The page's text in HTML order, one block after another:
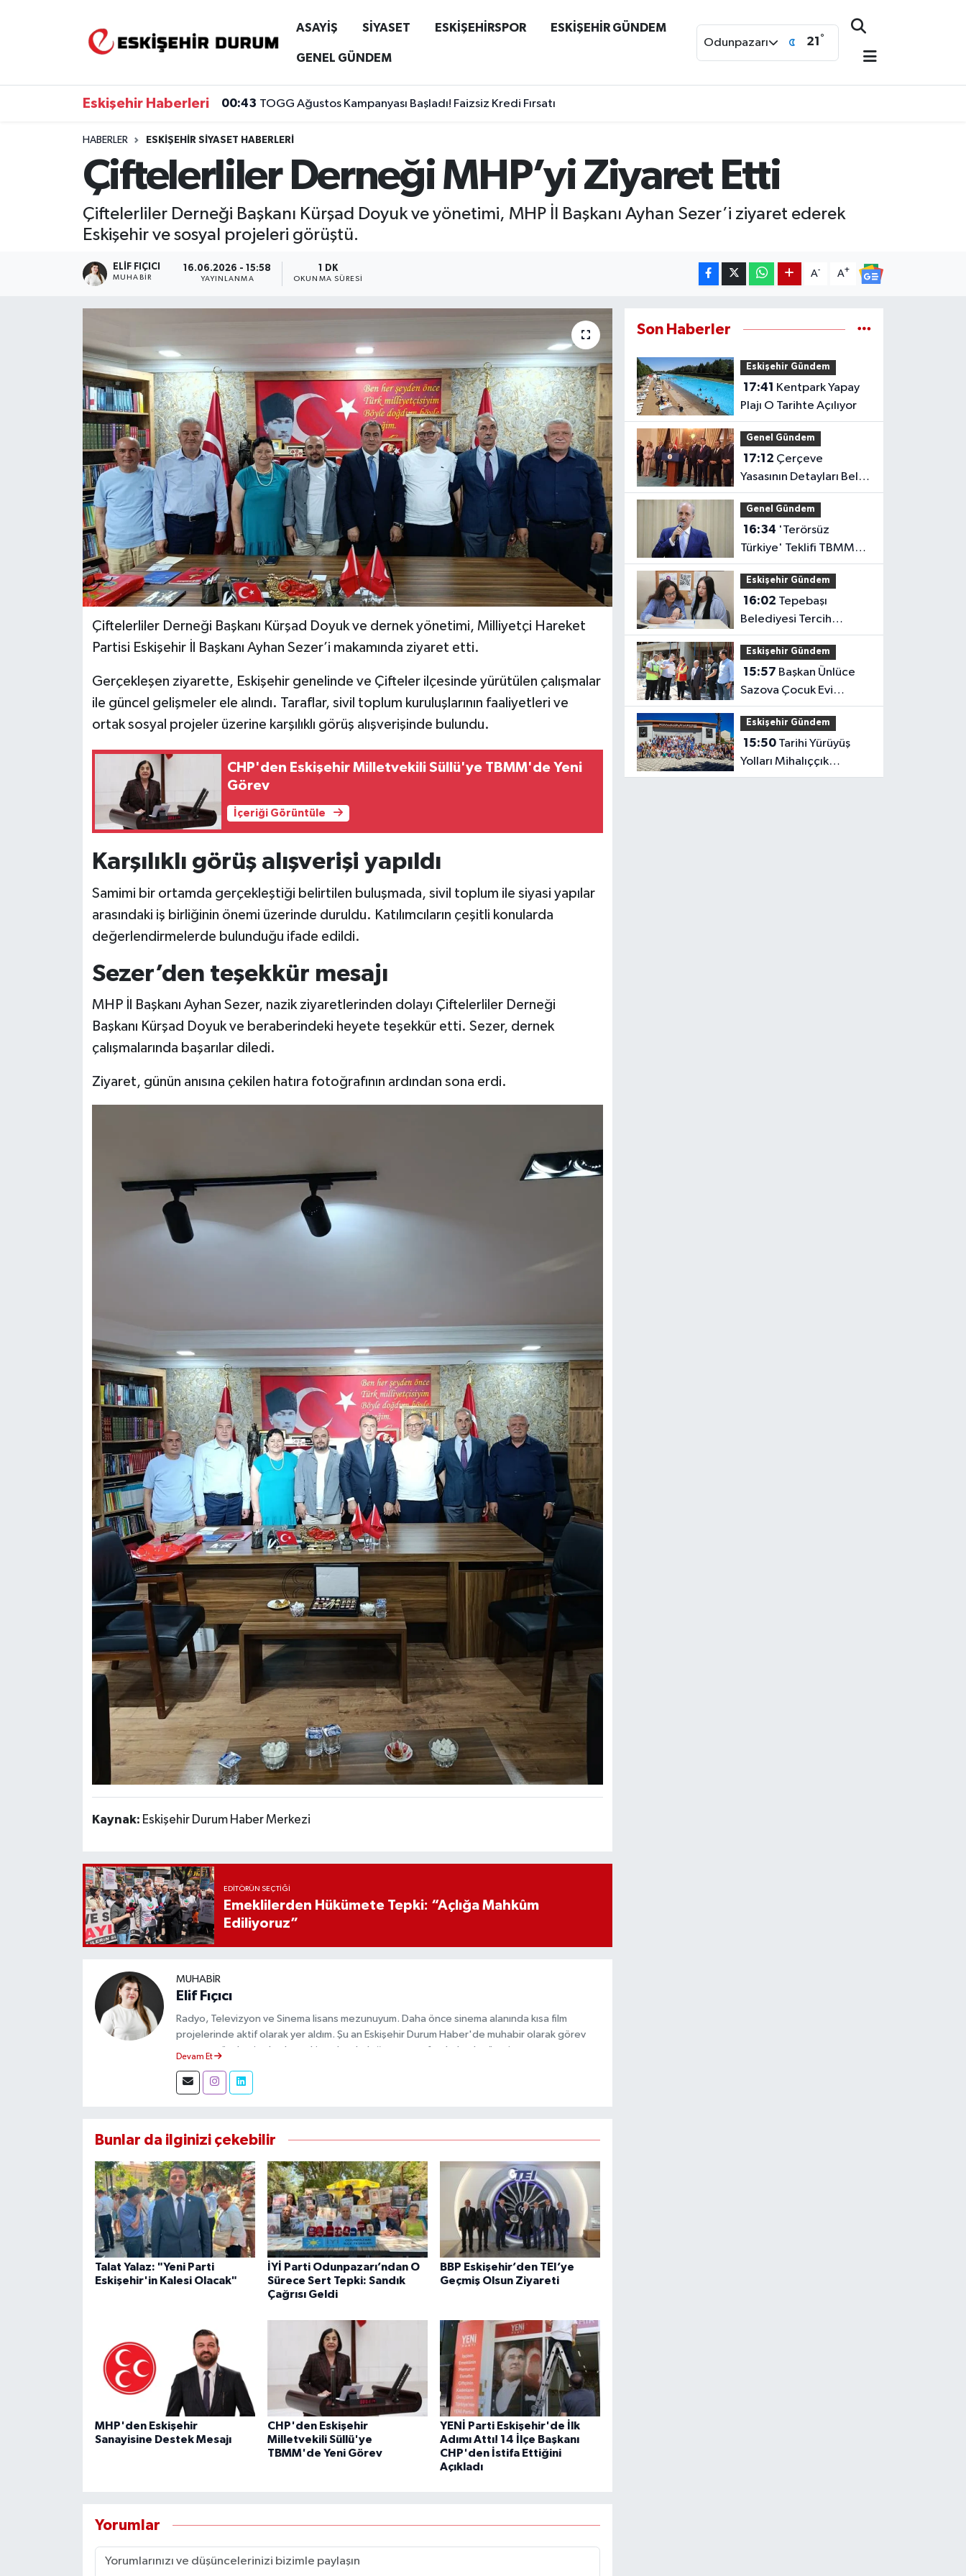
ASAYİŞ SİYASET ESKİŞEHİRSPOR ESKİŞEHİR GÜNDEM
GENEL GÜNDEM
Odunpazarı 21 °
Eskişehir Haberleri 00:43 TOGG Ağustos Kampanyası Başladı! Faizsiz Kredi Fırsatı
HABERLER ESKIŞEHIR SIYASET HABERLERI
Çiftelerliler Derneği MHP’yi Ziyaret Etti
Çiftelerliler Derneği Başkanı Kürşad Doyuk ve yönetimi, MHP İl Başkanı Ayhan Sezer’i ziyaret ederek
Eskişehir ve sosyal projeleri görüştü.
ELIF FIÇICI
MUHABIR
16.06.2026 - 15:58
YAYINLANMA
1 DK
OKUNMA SÜRESI
A- A+
Çiftelerliler Derneği Başkanı Kürşad Doyuk ve dernek yönetimi, Milliyetçi Hareket
Partisi Eskişehir İl Başkanı Ayhan Sezer’i makamında ziyaret etti.
Gerçekleşen ziyarette, Eskişehir genelinde ve Çifteler ilçesinde yürütülen çalışmalar
ile güncel gelişmeler ele alındı. Taraflar, sivil toplum kuruluşlarının faaliyetleri ve
ortak sosyal projeler üzerine karşılıklı görüş alışverişinde bulundu.
CHP'den Eskişehir Milletvekili Süllü'ye TBMM'de Yeni
Görev
İçeriği Görüntüle
Karşılıklı görüş alışverişi yapıldı
Samimi bir ortamda gerçekleştiği belirtilen buluşmada, sivil toplum ile siyasi yapılar
arasındaki iş birliğinin önemi üzerinde duruldu. Katılımcıların çeşitli konularda
değerlendirmelerde bulunduğu ifade edildi.
Sezer’den teşekkür mesajı
MHP İl Başkanı Ayhan Sezer, nazik ziyaretlerinden dolayı Çiftelerliler Derneği
Başkanı Kürşad Doyuk ve beraberindeki heyete teşekkür etti. Sezer, dernek
çalışmalarında başarılar diledi.
Ziyaret, günün anısına çekilen hatıra fotoğrafının ardından sona erdi.
Kaynak: Eskişehir Durum Haber Merkezi
EDITÖRÜN SEÇTIĞI
Emeklilerden Hükümete Tepki: “Açlığa Mahkûm
Ediliyoruz”
MUHABIR
Elif Fıçıcı
Radyo, Televizyon ve Sinema lisans mezunuyum. Daha önce sinema alanında kısa film
projelerinde aktif olarak yer aldım. Şu an Eskişehir Durum Haber'de muhabir olarak görev
yapıyor, gündemi sahadan takip ederek doğru ve tarafsız haberler üretiyorum.
Devam Et
Bunlar da ilginizi çekebilir
Talat Yalaz: "Yeni Parti
Eskişehir'in Kalesi Olacak"
İYİ Parti Odunpazarı’ndan O
Sürece Sert Tepki: Sandık
Çağrısı Geldi
BBP Eskişehir’den TEI’ye
Geçmiş Olsun Ziyareti
MHP'den Eskişehir
Sanayisine Destek Mesajı
CHP'den Eskişehir
Milletvekili Süllü'ye
TBMM'de Yeni Görev
YENİ Parti Eskişehir'de İlk
Adımı Attı! 14 İlçe Başkanı
CHP'den İstifa Ettiğini
Açıkladı
Yorumlar
Son Haberler
Eskişehir Gündem
17:41
Plajı O Tarihte Açılıyor
Genel Gündem
17:12
Yasasının Detayları Belli
Oldu
Genel Gündem
16:34
Türkiye' Teklifi TBMM
Başkanlığına Sunuldu
Eskişehir Gündem
16:02
Belediyesi Tercih
Desteğiyle Gençlerin
Yanında
Eskişehir Gündem
15:57
Sazova Çocuk Evi
İnşaatını İnceledi
Eskişehir Gündem
15:50Tarihi Yürüyüş
Yolları Mihalıççık
Rotasıyla Devam Etti
Eskişehir Nöbetçi Eczaneler
Eskişehir Trafik Yoğunluk Haritası
Tüm Manşetler
Son Dakika Haberleri
Haber Arşivi